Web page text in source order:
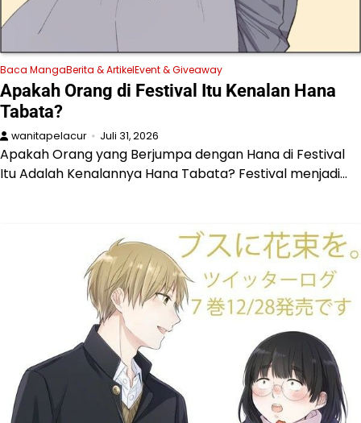
Baca MangaBerita & ArtikelEvent & Giveaway
Apakah Orang di Festival Itu Kenalan Hana
Tabata?
wanitapelacur Juli 31, 2026
Apakah Orang yang Berjumpa dengan Hana di Festival
Itu Adalah Kenalannya Hana Tabata? Festival menjadi…